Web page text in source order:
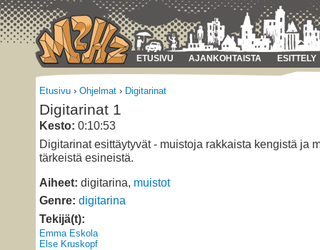
ETUSIVU AJANKOHTAISTA ESITTELY
Etusivu › Ohjelmat › Digitarinat
Digitarinat 1
Kesto: 0:10:53
Digitarinat esittäytyvät - muistoja rakkaista kengistä ja
tärkeistä esineistä.
Aiheet: digitarina, muistot
Genre: digitarina
Tekijä(t):
Emma Eskola
Else Kruskopf